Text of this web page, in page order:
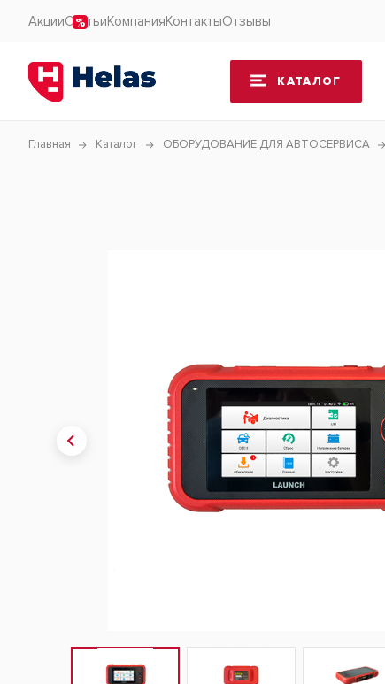
АкцииСтатьиКомпанияКонтактыОтзывы
КАТАЛОГ
Главная Каталог ОБОРУДОВАНИЕ ДЛЯ АВТОСЕРВИСА